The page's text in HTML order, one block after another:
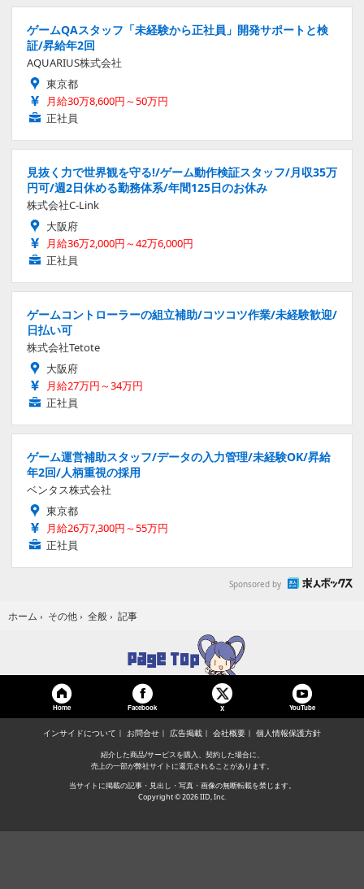
ゲームQAスタッフ「未経験から正社員」開発サポートと検
証/昇給年2回
AQUARIUS株式会社
東京都
月給30万8,600円～50万円
正社員
見抜く力で世界観を守る!/ゲーム動作検証スタッフ/月収35万
円可/週2日休める勤務体系/年間125日のお休み
株式会社C-Link
大阪府
月給36万2,000円～42万6,000円
正社員
ゲームコントローラーの組立補助/コツコツ作業/未経験歓迎/
日払い可
株式会社Tetote
大阪府
月給27万円～34万円
正社員
ゲーム運営補助スタッフ/データの入力管理/未経験OK/昇給
年2回/人柄重視の採用
ベンタス株式会社
東京都
月給26万7,300円～55万円
正社員
Sponsored by
ホーム › その他 › 全般 › 記事
Home Facebook X YouTube
インサイドについて お問合せ 広告掲載 会社概要 個人情報保護方針
紹介した商品/サービスを購入、契約した場合に、
売上の一部が弊社サイトに還元されることがあります。
当サイトに掲載の記事・見出し・写真・画像の無断転載を禁じます。
Copyright © 2026 IID, Inc.